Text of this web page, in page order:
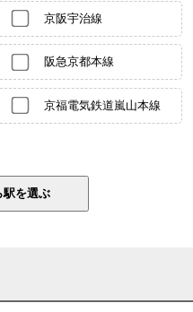
京阪宇治線
阪急京都本線
京福電気鉄道嵐山本線